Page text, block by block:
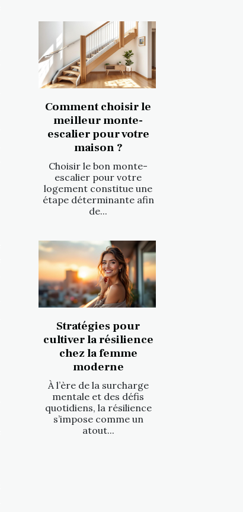
Comment choisir le
meilleur monte-
escalier pour votre
maison ?
Choisir le bon monte-
escalier pour votre
logement constitue une
étape déterminante afin
de...
Stratégies pour
cultiver la résilience
chez la femme
moderne
À l’ère de la surcharge
mentale et des défis
quotidiens, la résilience
s’impose comme un
atout...